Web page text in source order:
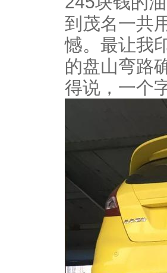
到茂名一共
憾。最让我
的盘山弯路
得说，一个